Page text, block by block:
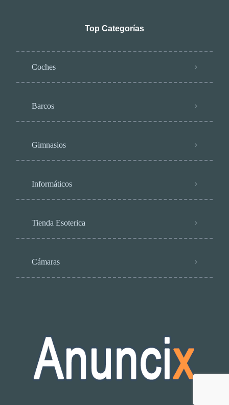
Top Categorías
Coches
Barcos
Gimnasios
Informáticos
Tienda Esoterica
Cámaras